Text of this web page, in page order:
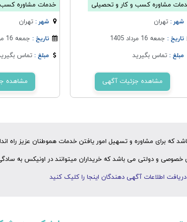
مشاوره کسب و کار و تحصیلی
شهر : تهران
تاریخ : جمعه 16 مرداد 1405
مبلغ : تماس بگیرید
مشاهده جزئیات آگهی
خدمات مشاوره کسب
شهر :تهران
تاریخ : جمعه 16 مرداد 1405
مبلغ :تماس
مشاهده
که برای مشاوره و تسهیل امور یافتن خدمات هموطنان عزیز راه
و دولتی می باشد که خریداران میتوانند در اونیکس به
اطلاعات آگهی دهندگان اینجا را کلیک کنید